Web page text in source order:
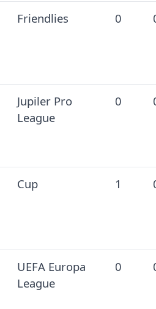
Friendlies 0
Jupiler Pro
League
0
Cup 1
UEFA Europa
League
0